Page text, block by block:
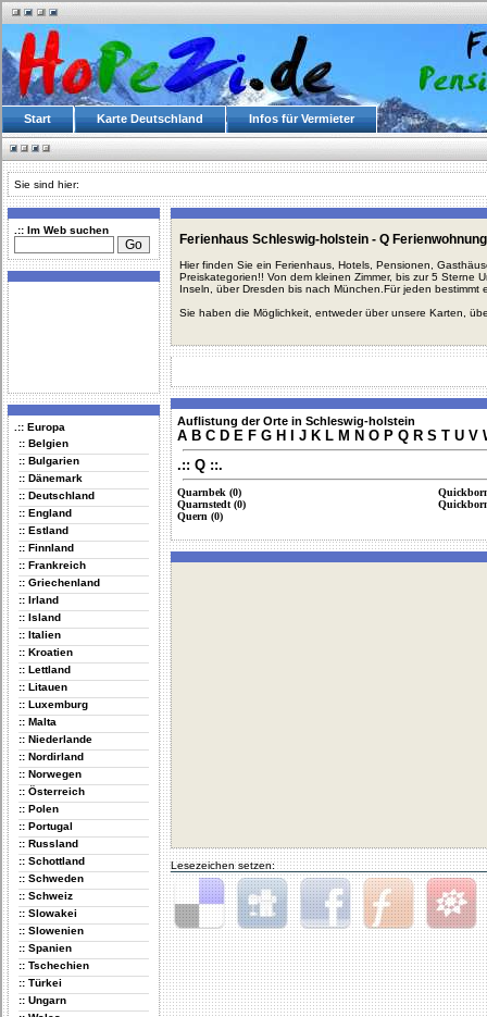
Start Karte Deutschland Infos für Vermieter
Sie sind hier:
.:: Im Web suchen
.:: Europa
:: Belgien
:: Bulgarien
:: Dänemark
:: Deutschland
:: England
:: Estland
:: Finnland
:: Frankreich
:: Griechenland
:: Irland
:: Island
:: Italien
:: Kroatien
:: Lettland
:: Litauen
:: Luxemburg
:: Malta
:: Niederlande
:: Nordirland
:: Norwegen
:: Österreich
:: Polen
:: Portugal
:: Russland
:: Schottland
:: Schweden
:: Schweiz
:: Slowakei
:: Slowenien
:: Spanien
:: Tschechien
:: Türkei
:: Ungarn
Ferienhaus Schleswig-holstein - Q
Hier finden Sie ein Ferienhaus, Hotels, Pensionen,
Preiskategorien!! Von dem kleinen Zimmer, bis zur 5 Sterne
Inseln, über Dresden bis nach München.Für jeden bestimmt
Sie haben die Möglichkeit, entweder über unsere Karten,
Auflistung der Orte in Schleswig-holstein
A B C D E F G H J K L M N O P Q R S T U V
.:: Q ::.
Quarnbek (0)
Quarnstedt (0)
Quern (0)
Lesezeichen setzen:
Delicious Digg Facebook Furl StudiVZ